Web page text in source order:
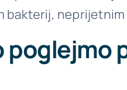
bakterij,
poglejmo